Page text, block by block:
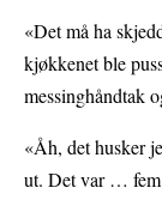
«Det må ha
kjøkkenet ble
messinghåndtak
«Åh, det husker
ut. Det var … fem